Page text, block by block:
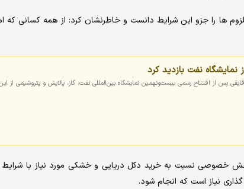
ها را جزو این شرایط دانست و خاطرنشان کرد: از همه کسانی که
نمایشگاه نفت بازدید کرد
پس از افتتاح رسمی بیست‌ونهمین نمایشگاه بین‌المللی نفت، گاز، پالایش و پتروشیمی از این
بخش خصوصی نسبت به خرید دکل دریایی و خشکی مورد نیاز با شرایط
نیاز است که انجام شود.